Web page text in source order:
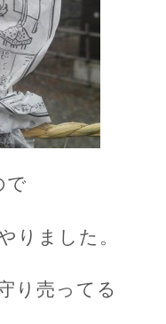
で
りました。
り売ってる